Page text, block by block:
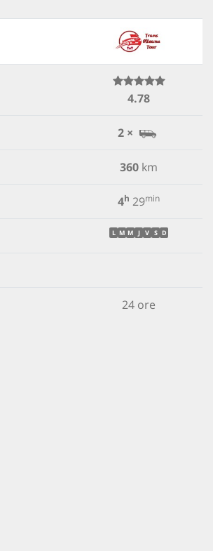
4.78
2 ×
360 km
4h 29min
L M M J V S D
24 ore